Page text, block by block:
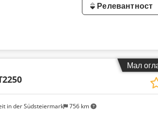
Релевантност
Мал
in der Südsteiermark 756 km